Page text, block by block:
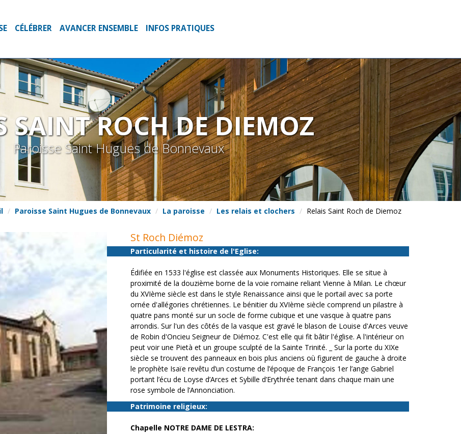
SAINT ROCH DE DIEMOZ
Paroisse Saint Hugues de Bonnevaux
Paroisse Saint Hugues de Bonnevaux La paroisse Les relais et clochers Relais Saint Roch de Diemoz
St Roch Diémoz
Particularité et histoire de l'Eglise:
Édifiée en 1533 l'église est classée aux Monuments Historiques. Elle se situe à
proximité de la douzième borne de la voie romaine reliant Vienne à Milan. Le chœur
du XVIème siècle est dans le style Renaissance ainsi que le portail avec sa porte
ornée d'allégories chrétiennes. Le bénitier du XVIème siècle comprend un pilastre à
quatre pans monté sur un socle de forme cubique et une vasque à quatre pans
arrondis. Sur l'un des côtés de la vasque est gravé le blason de Louise d'Arces veuve
de Robin d'Oncieu Seigneur de Diémoz. C'est elle qui fit bâtir l'église. A l'intérieur on
peut voir une Pietà et un groupe sculpté de la Sainte Trinité. _ Sur la porte du XIXe
siècle se trouvent des panneaux en bois plus anciens où figurent de gauche à droite
le prophète Isaïe revêtu d’un costume de l’époque de François 1er l’ange Gabriel
portant l’écu de Loyse d’Arces et Sybille d’Erythrée tenant dans chaque main une
rose symbole de l’Annonciation.
Patrimoine religieux:
Chapelle NOTRE DAME DE LESTRA:
CÉLÉBRER AVANCER ENSEMBLE INFOS PRATIQUES